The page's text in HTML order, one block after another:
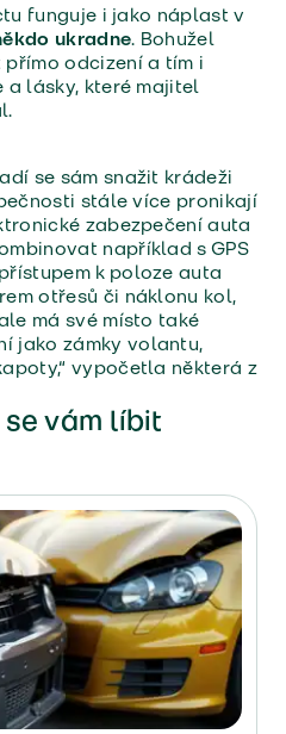
funguje i jako náplast v
ukradne. Bohužel
odcizení a tím i
a lásky, které majitel
se sám snažit krádeži
stále více pronikají
zabezpečení auta
například s GPS
k poloze auta
otřesů či náklonu kol,
má své místo také
jako zámky volantu,
vypočetla některá z
vám líbit